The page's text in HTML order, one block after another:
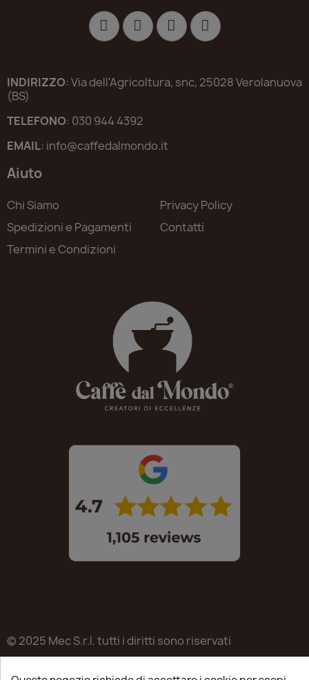
INDIRIZZO: Via dell'Agricoltura, snc, 25028 Verolanuova
(BS)
TELEFONO: 030 944 4392
EMAIL: info@caffedalmondo.it
Aiuto
Chi Siamo
Spedizioni e Pagamenti
Termini e Condizioni
Privacy Policy
Contatti
© 2025 Mec S.r.l. tutti i diritti sono riservati